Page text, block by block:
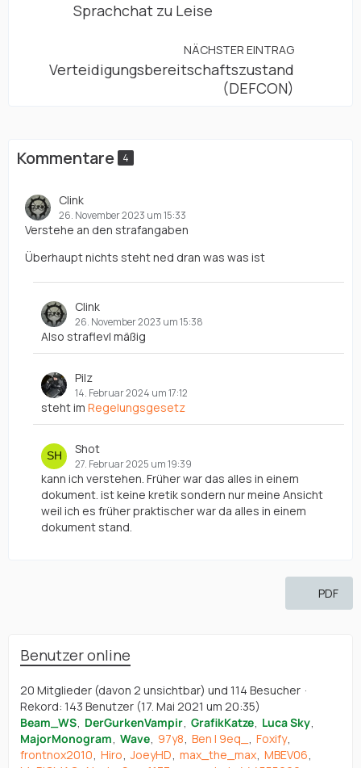
Sprachchat zu Leise
NÄCHSTER EINTRAG
Verteidigungsbereitschaftszustand
(DEFCON)
Kommentare 4
Clink
26. November 2023 um 15:33
Verstehe an den strafangaben
Überhaupt nichts steht ned dran was was ist
Clink
26. November 2023 um 15:38
Also straflevl mäßig
Pilz
14. Februar 2024 um 17:12
steht im Regelungsgesetz
Shot
27. Februar 2025 um 19:39
kann ich verstehen. Früher war das alles in einem
dokument. ist keine kretik sondern nur meine Ansicht
weil ich es früher praktischer war da alles in einem
dokument stand.
PDF
Benutzer online
20 Mitglieder (davon 2 unsichtbar) und 114 Besucher
Rekord: 143 Benutzer (17. Mai 2021 um 20:35)
Beam_WS DerGurkenVampir GrafikKatze Luca Sky
MajorMonogram Wave 97y8 Ben | 9eq_
Foxify
frontnox2010 Hiro JoeyHD max_the_max MBEV06